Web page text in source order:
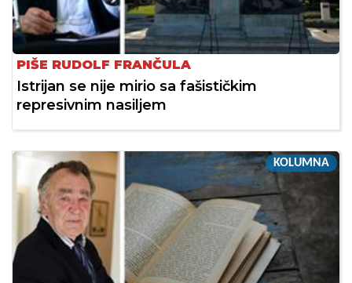
PIŠE RUDOLF FRANČULA
Istrijan se nije mirio sa fašističkim
represivnim nasiljem
KOLUMNA